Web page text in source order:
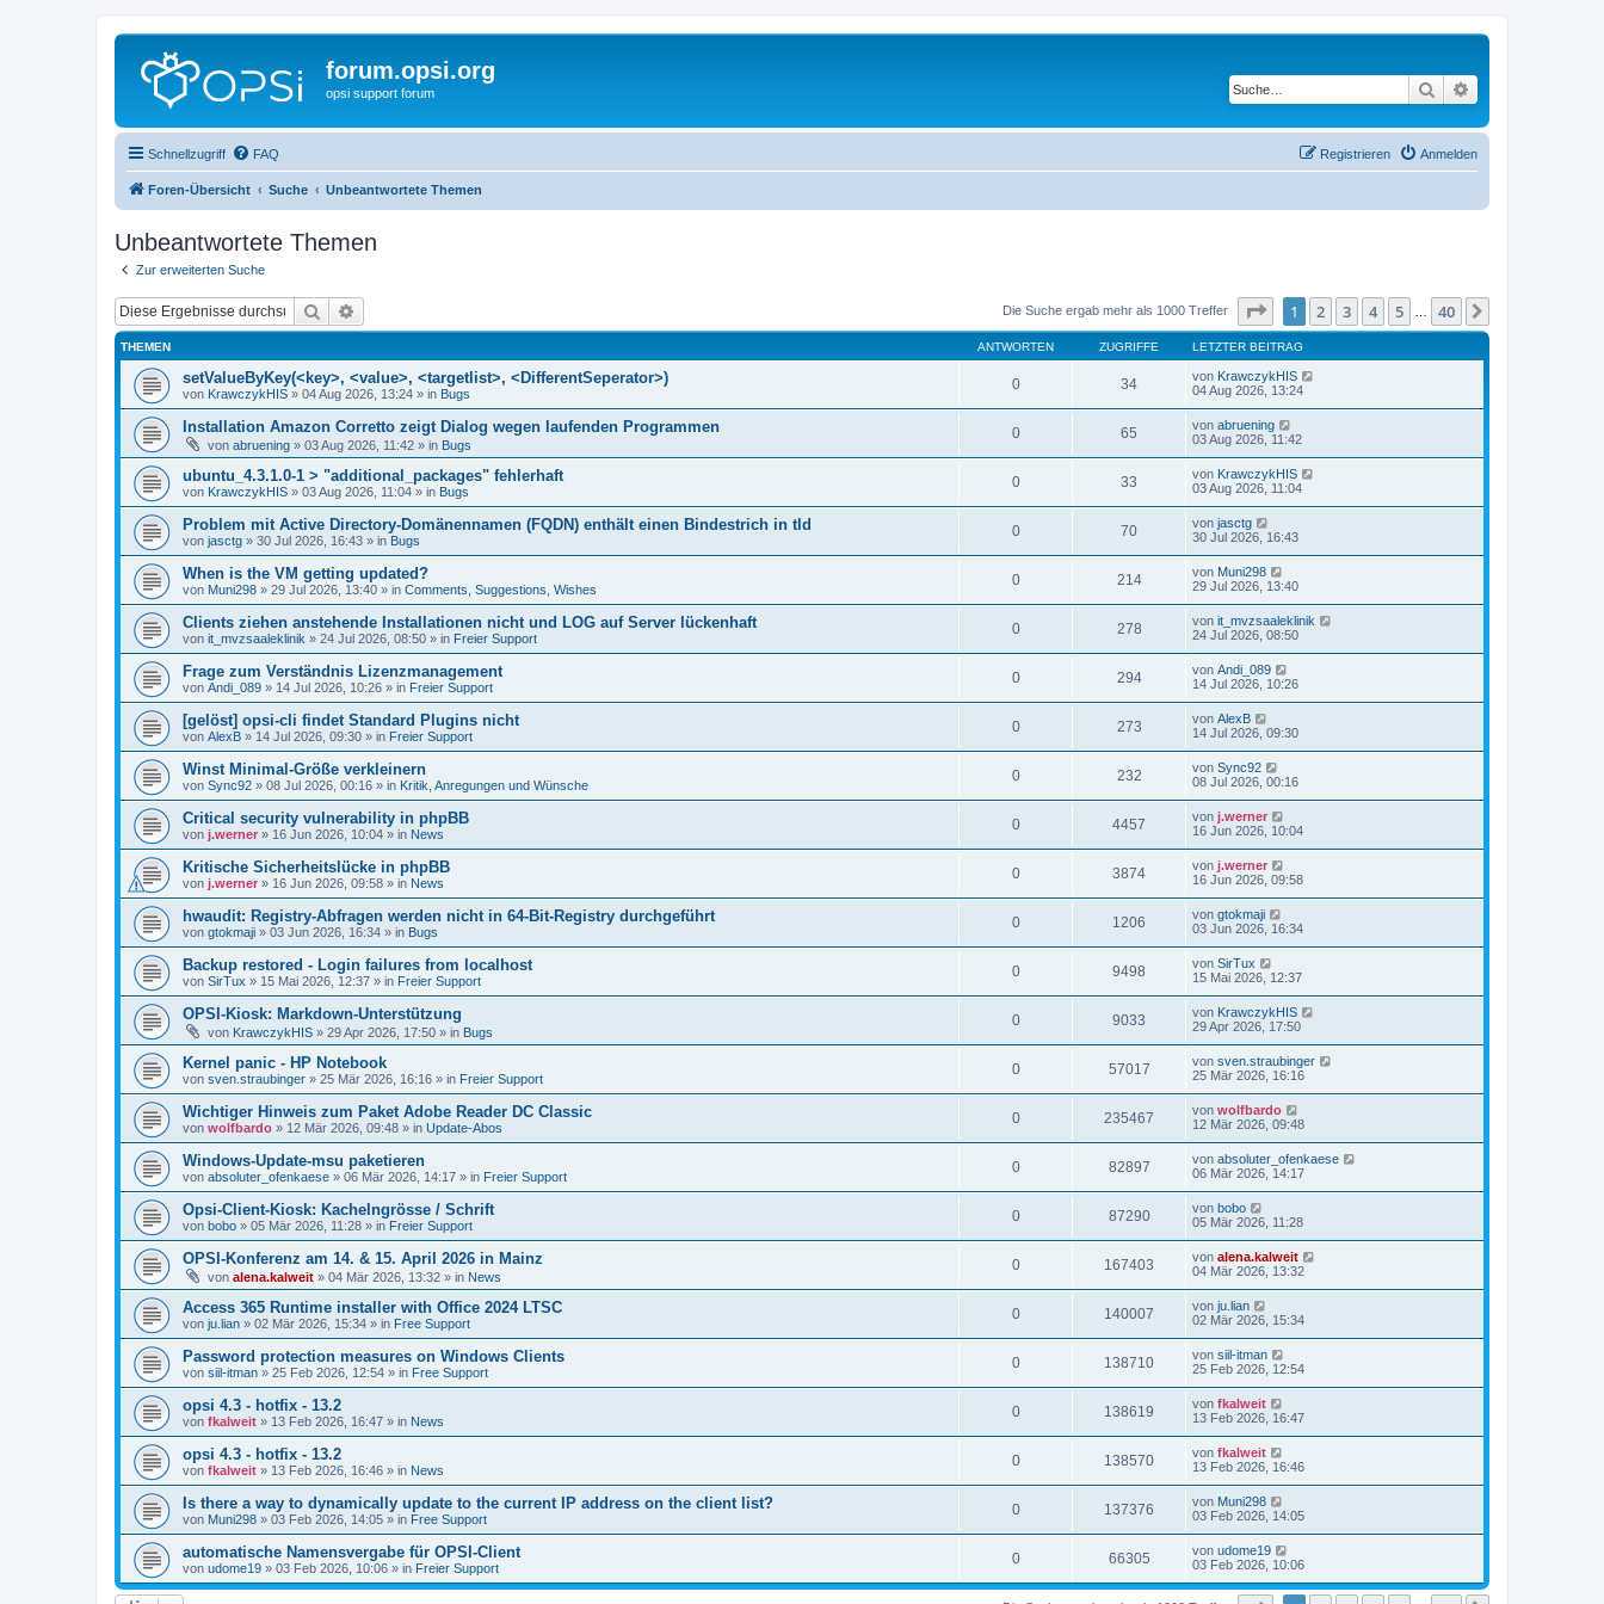
forum.opsi.org
opsi support forum Suche
Schnellzugriff FAQ Anmelden
Registrieren
Foren-Übersicht Suche Unbeantwortete Themen
Unbeantwortete Themen
Zur erweiterten Suche
Suche Die Suche ergab mehr als 1000 Treffer Seite von40
1 2 3 4 5 40
THEMEN ANTWORTEN ZUGRIFFE LETZTER BEITRAG
setValueByKey(<key>, <value>, <targetlist>, <DifferentSeperator>)
von KrawczykHIS » 04 Aug 2026, 13:24 » in Bugs
0 34 von KrawczykHIS
04 Aug 2026, 13:24
Installation Amazon Corretto zeigt Dialog wegen laufenden Programmen
von abruening » 03 Aug 2026, 11:42 » in Bugs
0 65 von abruening
03 Aug 2026, 11:42
ubuntu_4.3.1.0-1 > "additional_packages" fehlerhaft
von KrawczykHIS » 03 Aug 2026, 11:04 » in Bugs
0 33 von KrawczykHIS
03 Aug 2026, 11:04
Problem mit Active Directory-Domänennamen (FQDN) enthält einen Bindestrich in tld
von jasctg » 30 Jul 2026, 16:43 » in Bugs
0 70 von jasctg
30 Jul 2026, 16:43
When is the VM getting updated?
von Muni298 » 29 Jul 2026, 13:40 » in Comments, Suggestions, Wishes
0 214 von Muni298
29 Jul 2026, 13:40
Clients ziehen anstehende Installationen nicht und LOG auf Server lückenhaft
von it_mvzsaaleklinik » 24 Jul 2026, 08:50 » in Freier Support
0 278 von it_mvzsaaleklinik
24 Jul 2026, 08:50
Frage zum Verständnis Lizenzmanagement
von Andi_089 » 14 Jul 2026, 10:26 » in Freier Support
0 294 von Andi_089
14 Jul 2026, 10:26
[gelöst] opsi-cli findet Standard Plugins nicht
von AlexB » 14 Jul 2026, 09:30 » in Freier Support
0 273 von AlexB
14 Jul 2026, 09:30
Winst Minimal-Größe verkleinern
von Sync92 » 08 Jul 2026, 00:16 » in Kritik, Anregungen und Wünsche
0 232 von Sync92
08 Jul 2026, 00:16
Critical security vulnerability in phpBB
von j.werner » 16 Jun 2026, 10:04 » in News
0 4457 von j.werner
16 Jun 2026, 10:04
Kritische Sicherheitslücke in phpBB
von j.werner » 16 Jun 2026, 09:58 » in News
0 3874 von j.werner
16 Jun 2026, 09:58
hwaudit: Registry-Abfragen werden nicht in 64-Bit-Registry durchgeführt
von gtokmaji » 03 Jun 2026, 16:34 » in Bugs
0 1206 von gtokmaji
03 Jun 2026, 16:34
Backup restored - Login failures from localhost
von SirTux » 15 Mai 2026, 12:37 » in Freier Support
0 9498 von SirTux
15 Mai 2026, 12:37
OPSI-Kiosk: Markdown-Unterstützung
von KrawczykHIS » 29 Apr 2026, 17:50 » in Bugs
0 9033 von KrawczykHIS
29 Apr 2026, 17:50
Kernel panic - HP Notebook
von sven.straubinger » 25 Mär 2026, 16:16 » in Freier Support
0 57017 von sven.straubinger
25 Mär 2026, 16:16
Wichtiger Hinweis zum Paket Adobe Reader DC Classic
von wolfbardo » 12 Mär 2026, 09:48 » in Update-Abos
0 235467 von wolfbardo
12 Mär 2026, 09:48
Windows-Update-msu paketieren
von absoluter_ofenkaese » 06 Mär 2026, 14:17 » in Freier Support
0 82897 von absoluter_ofenkaese
06 Mär 2026, 14:17
Opsi-Client-Kiosk: Kachelngrösse / Schrift
von bobo » 05 Mär 2026, 11:28 » in Freier Support
0 87290 von bobo
05 Mär 2026, 11:28
OPSI-Konferenz am 14. & 15. April 2026 in Mainz
von alena.kalweit » 04 Mär 2026, 13:32 » in News
0 167403 von alena.kalweit
04 Mär 2026, 13:32
Access 365 Runtime installer with Office 2024 LTSC
von ju.lian » 02 Mär 2026, 15:34 » in Free Support
0 140007 von ju.lian
02 Mär 2026, 15:34
Password protection measures on Windows Clients
von siil-itman » 25 Feb 2026, 12:54 » in Free Support
0 138710 von siil-itman
25 Feb 2026, 12:54
opsi 4.3 - hotfix - 13.2
von fkalweit » 13 Feb 2026, 16:47 » in News
0 138619 von fkalweit
13 Feb 2026, 16:47
opsi 4.3 - hotfix - 13.2
von fkalweit » 13 Feb 2026, 16:46 » in News
0 138570 von fkalweit
13 Feb 2026, 16:46
Is there a way to dynamically update to the current IP address on the client list?
von Muni298 » 03 Feb 2026, 14:05 » in Free Support
0 137376 von Muni298
03 Feb 2026, 14:05
automatische Namensvergabe für OPSI-Client
von udome19 » 03 Feb 2026, 10:06 » in Freier Support
0 66305 von udome19
03 Feb 2026, 10:06